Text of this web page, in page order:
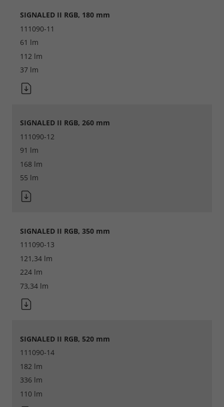
SIGNALED II RGB, 180 mm
111090-11
61 lm
112 lm
37 lm
SIGNALED II RGB, 260 mm
111090-12
91 lm
168 lm
55 lm
SIGNALED II RGB, 350 mm
111090-13
121,34 lm
224 lm
73,34 lm
SIGNALED II RGB, 520 mm
111090-14
182 lm
336 lm
110 lm
Cookie Informationen anzeigen
Marketing und Statistik